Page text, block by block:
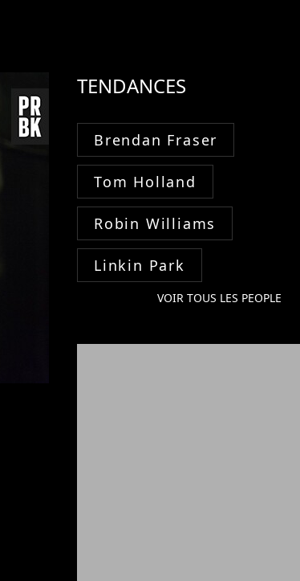
TENDANCES
Brendan Fraser
Tom Holland
Robin Williams
Linkin Park
VOIR TOUS LES PEOPLE